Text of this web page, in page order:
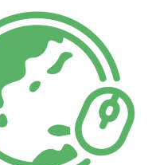
動成本而非自然資本 。人
，但是前提是這些原物料
年全球從自然得到33兆美
美元，可見自然資本是